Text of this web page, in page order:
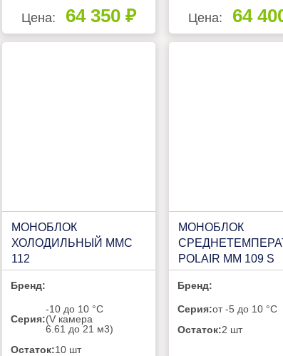
Цена: 64 350 ₽ Цена: 64
МОНОБЛОК
ХОЛОДИЛЬНЫЙ ММС
112
Бренд:
Серия:
-10 до 10 °C
(V камера
6.61 до 21 м​3)
Остаток:10 шт
МОНОБЛОК
POLAIR MM 109 S
GREEN (R290)
Бренд:
Серия:от -5 до 10 °C
Остаток:2 шт